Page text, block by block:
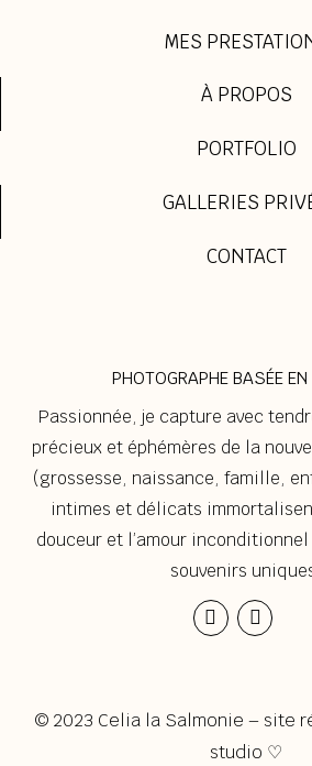
MES
À PROPOS
PORTFOLIO
GALLERIES
CONTACT
PHOTOGRAPHE BASÉE
Passionnée, je capture avec
précieux et éphémères de la
(grossesse, naissance, famille,
intimes et délicats
douceur et l’amour
souvenirs
© 2023 Celia la Salmonie – site
studio ♡